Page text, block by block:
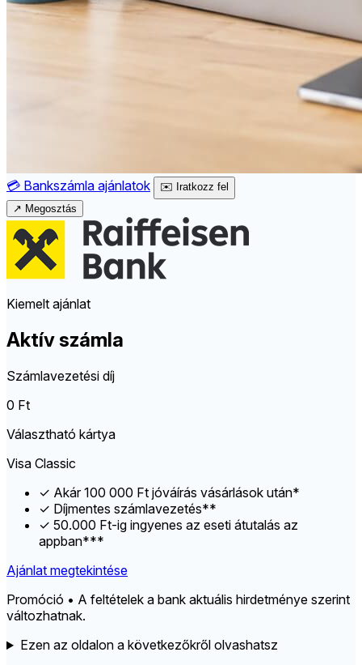
💳 Bankszámla ajánlatok ✉️ Iratkozz fel
↗ Megosztás
Kiemelt ajánlat
Aktív számla
Számlavezetési díj
0 Ft
Választható kártya
Visa Classic
✓ Akár 100 000 Ft jóváírás vásárlások után*
✓ Díjmentes számlavezetés**
✓ 50.000 Ft-ig ingyenes az eseti átutalás az
appban***
Ajánlat megtekintése
Promóció • A feltételek a bank aktuális hirdetménye szerint
változhatnak.
Ezen az oldalon a következőkről olvashatsz